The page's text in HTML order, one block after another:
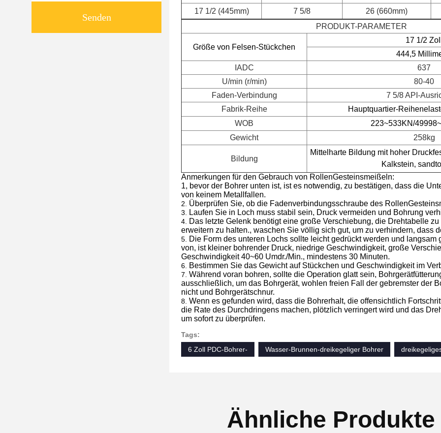
Senden
17 1/2 (445mm)
7 5/8 26 (660mm)
PRODUKT-PARAMETER
Größe von Felsen-Stückchen
17 1/2 Zoll
444,5
IADC
637
U/min (r/min)
80-40
Faden-Verbindung
7 5/8 API-
Fabrik-Reihe
Hauptquartier-
WOB
223~533KN/
Gewicht
258kg
Bildung
Mittelharte Bildung mit hoher
Kalkstein,
Anmerkungen für den Gebrauch von RollenGesteinsmeißeln:
1, bevor der Bohrer unten ist, ist es notwendig, zu bestätigen, dass die
von keinem Metallfallen.
2. Überprüfen Sie, ob die Fadenverbindungsschraube des
3. Laufen Sie in Loch muss stabil sein, Druck vermeiden und Bohrung
4.
Das letzte Gelenk benötigt eine große Verschiebung, die Drehtabelle
erweitern zu halten., waschen Sie völlig sich gut, um zu verhindern, dass
5.
Die Form des unteren Lochs sollte leicht gedrückt werden und
von, ist kleiner bohrender Druck, niedrige Geschwindigkeit, große
Geschwindigkeit 40~60 Umdr./Min., mindestens 30 Minuten.
6. Bestimmen Sie das Gewicht auf Stückchen und Geschwindigkeit im
7. Während voran bohren, sollte die Operation glatt sein,
ausschließlich, um das Bohrgerät, wohlen freien Fall der gebremster der
nicht und Bohrgerätschnur.
8. Wenn es gefunden wird, dass die Bohrerhalt, die offensichtlich
die Rate des Durchdringens machen, plötzlich verringert wird und das
um sofort zu überprüfen.
Tags:
6 Zoll PDC-Bohrer-
Wasser-Brunnen-dreikegeliger Bohrer
Ähnliche Produkte